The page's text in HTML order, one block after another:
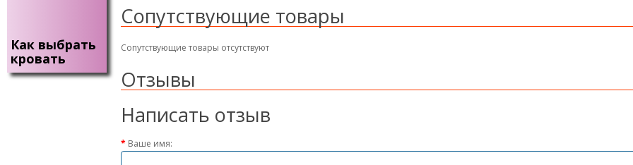
Как выбрать
кровать
Сопутствующие товары
Сопутствующие товары отсутствуют
Отзывы
Написать отзыв
Ваше имя: